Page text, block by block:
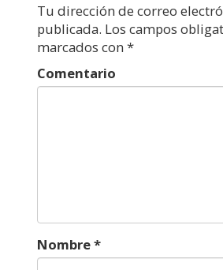
Tu dirección de correo
publicada. Los campos
marcados con *
Comentario
Nombre*